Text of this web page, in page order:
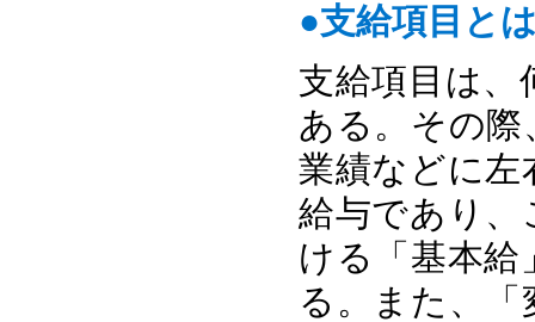
●支給項目と
支給項目は、
ある。その
業績などに左
給与であり、
ける「基本給
る。また、「